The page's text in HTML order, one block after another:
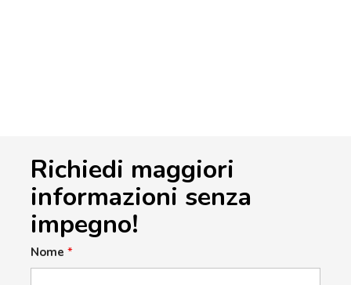
Richiedi maggiori
informazioni senza
impegno!
Nome *